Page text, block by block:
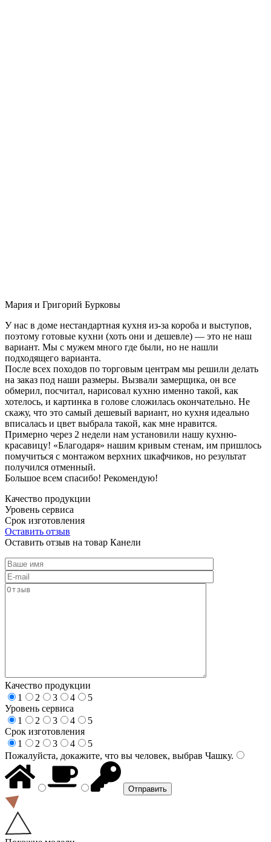
Мария и Григорий Бурковы
У нас в доме нестандартная кухня из-за короба и выступов,
поэтому готовые кухни (хоть они и дешевле) — это не наш
вариант. Мы с мужем много где были, но не нашли
подходящего варианта.
После всех походов по торговым центрам мы решили делать
на заказ под наши размеры. Вызвали замерщика, он все
обмерил, посчитал, нарисовал кухню именно такой, как
хотелось, и картинка в голове сложилась окончательно. Не
скажу, что это самый дешевый вариант, но кухня идеально
вписалась и цвет выбрала такой, как мне нравится.
Примерно через 2 недели нам установили нашу кухню-
красавицу! «Благодаря» нашим кривым стенам, им пришлось
помучиться с монтажом верхних шкафчиков, но результат
получился отменный.
Большое всем спасибо! Рекомендую!
Качество продукции
Уровень сервиса
Срок изготовления
Оставить отзыв
Оставить отзыв на товар Канели
Качество продукции
1
2 3 4
5
Уровень сервиса
1
2 3 4
5
Срок изготовления
1
2 3 4
5
Пожалуйста, докажите, что вы человек, выбрав Чашку.